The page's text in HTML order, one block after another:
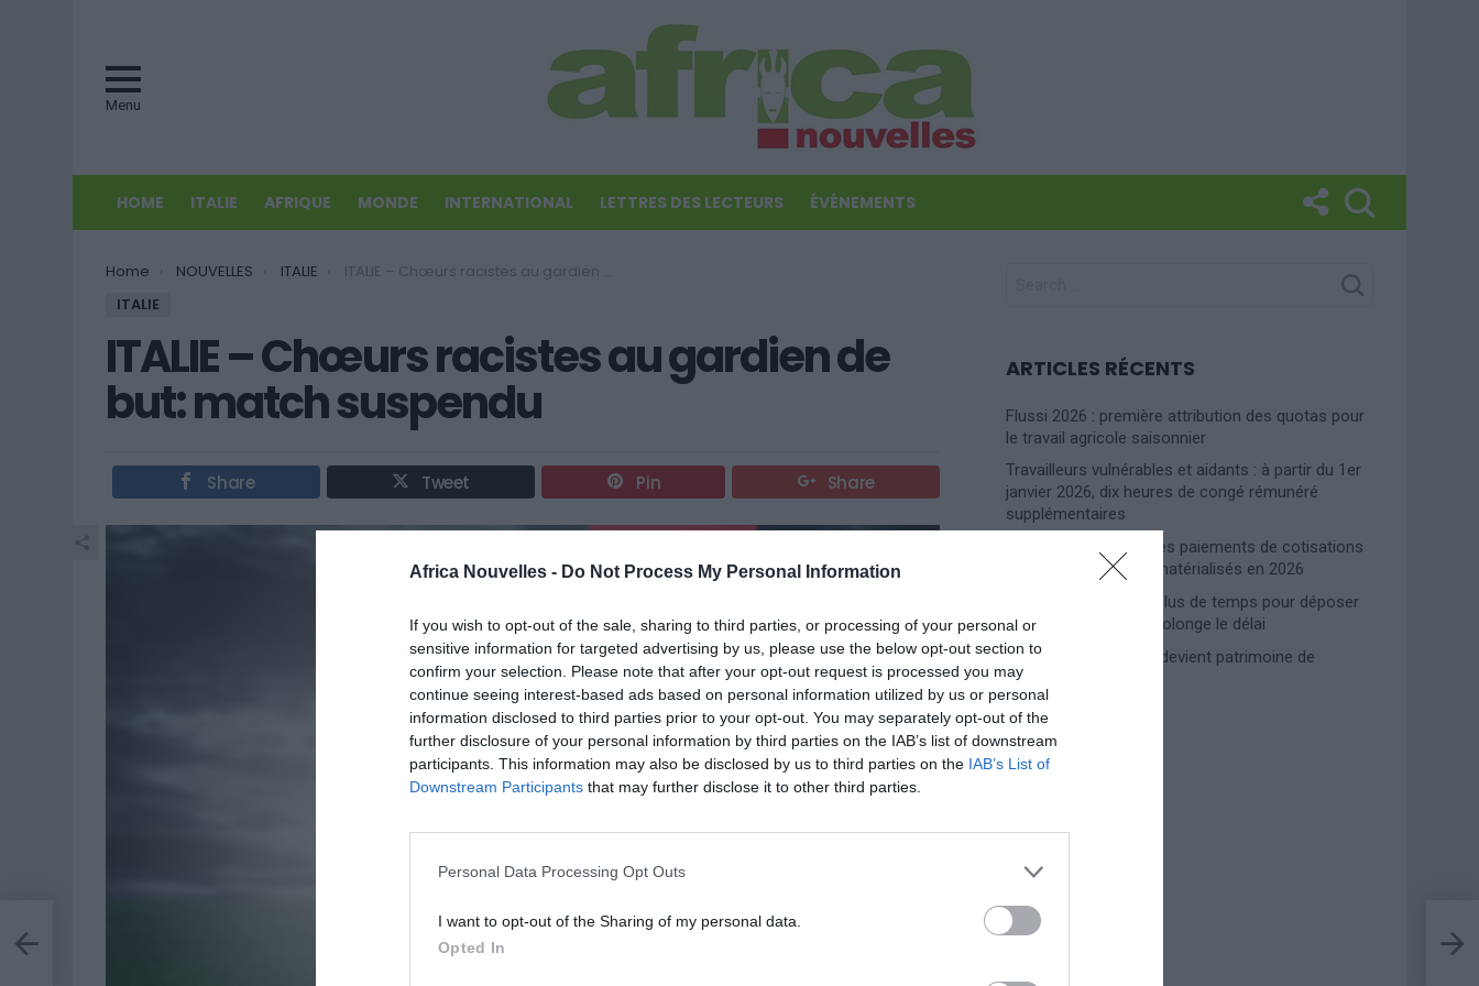
Africa Nouvelles - Do Not Process My Personal Information
If you wish to opt-out of the sale, sharing to third parties, or processing of your personal or
sensitive information for targeted advertising by us, please use the below opt-out section to
confirm your selection. Please note that after your opt-out request is processed you may
continue seeing interest-based ads based on personal information utilized by us or personal
information disclosed to third parties prior to your opt-out. You may separately opt-out of the
further disclosure of your personal information by third parties on the IAB’s list of downstream
participants. This information may also be disclosed by us to third parties on the IAB’s List of
Downstream Participants that may further disclose it to other third parties.
Personal Data Processing Opt Outs
I want to opt-out of the Sharing of my personal data.
Opted In
Menu
HOME ITALIE AFRIQUE MONDE INTERNATIONAL LETTRES DES LECTEURS ÉVÉNEMENTS
You are here:
Home NOUVELLES ITALIE
ITALIE – Chœurs racistes au gardien de but: match suspendu
ITALIE
ITALIE – Chœurs racistes au gardien de
but: match suspendu
Share Tweet Pin Share
ARTICLES RÉCENTS
Flussi 2026 : première attribution des quotas pour
le travail agricole saisonnier
Travailleurs vulnérables et aidants : à partir du 1er
janvier 2026, dix heures de congé rémunéré
supplémentaires
Travail domestique : les paiements de cotisations
INPS entièrement dématérialisés en 2026
Prime de naissance, plus de temps pour déposer
la demande : l’INPS prolonge le délai
Lampedusa, l’accueil devient patrimoine de
l’humanité
Photoshoot Paris